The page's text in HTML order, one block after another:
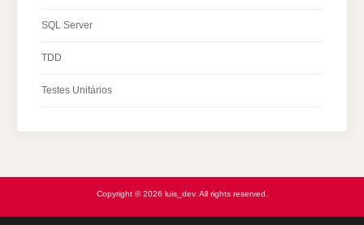
SQL Server
TDD
Testes Unitários
Copyright © 2026 luis_dev. All rights reserved.